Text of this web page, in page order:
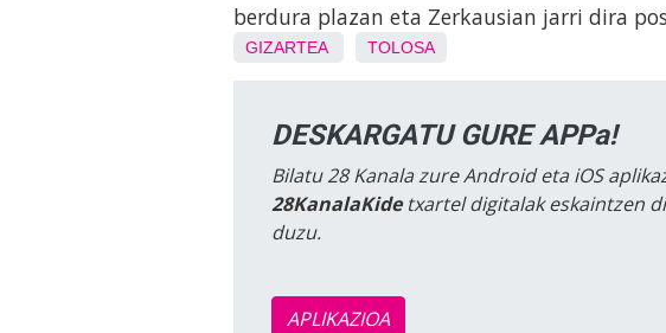
berdura plazan eta Zerkausian jarri dira
GIZARTEA TOLOSA
DESKARGATU GURE APPa!
Bilatu 28 Kanala zure Android eta iOS
28KanalaKidetxartel digitalak eskaintzen
duzu.
APLIKAZIOA